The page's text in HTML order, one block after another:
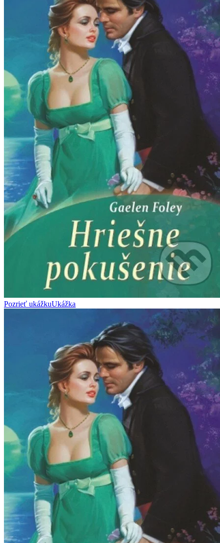
Pozrieť ukážkuUkážka